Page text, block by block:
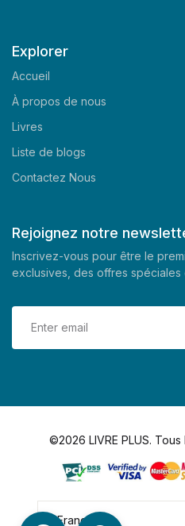
Explorer
Accueil
À propos de nous
Livres
Liste de blogs
Contactez Nous
Rejoignez notre
Inscrivez-vous pour être le
exclusives, des offres
©2026 LIVRE PLUS.
Français